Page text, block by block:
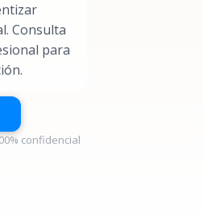
Consulta
para
confidencial